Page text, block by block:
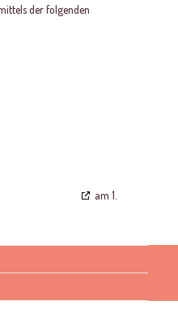
der folgenden
am 1.